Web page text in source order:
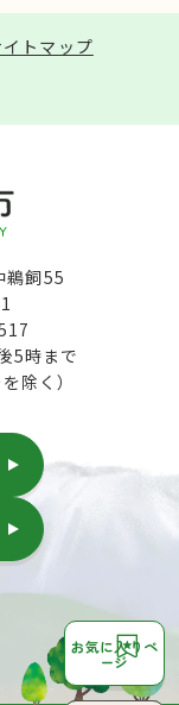
お気に入りペ
ージ
イトマップ
飼55
5時まで
除く）